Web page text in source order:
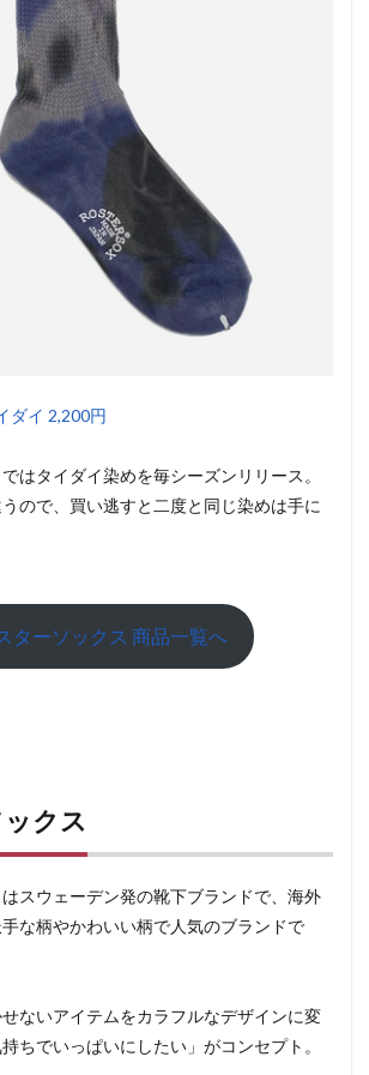
ダイ 2,200円
はタイダイ染めを毎シーズンリリース。
ので、買い逃すと二度と同じ染めは手に
ターソックス 商品一覧へ
クス
スウェーデン発の靴下ブランドで、海外
な柄やかわいい柄で人気のブランドで
せないアイテムをカラフルなデザインに変
ちでいっぱいにしたい」がコンセプト。